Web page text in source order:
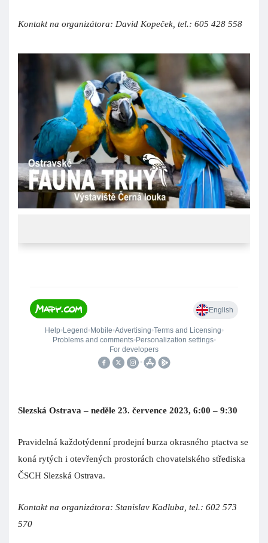
Kontakt na organizátora: David Kopeček, tel.: 605 428 558
Slezská Ostrava – neděle 23. července 2023, 6:00 – 9:30
Pravidelná každotýdenní prodejní burza okrasného ptactva se
koná rytých i otevřených prostorách chovatelského střediska
ČSCH Slezská Ostrava.
Kontakt na organizátora: Stanislav Kadluba, tel.: 602 573
570